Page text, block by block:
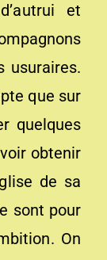
et
usuraires.
que sur
quelques
obtenir
de sa
sont pour
On